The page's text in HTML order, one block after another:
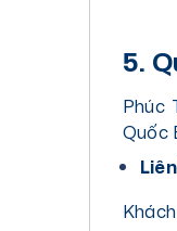
5.
Phúc
Quốc